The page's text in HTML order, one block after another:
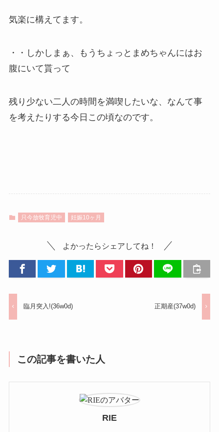
気楽に構えてます。
・・しかしまぁ、もうちょっとまめちゃんにはお
腹にいて貰って
残り少ない二人の時間を満喫したいな、なんて事
を考えたりする今日この頃なのです。
只今放牧育児中 妊娠10ヶ月
よかったらシェアしてね！
臨月突入!(36w0d) 正期産(37w0d)
この記事を書いた人
RIE